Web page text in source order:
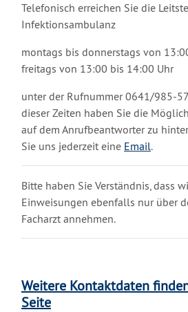
Telefonisch erreichen Sie die
Infektionsambulanz
montags bis donnerstags von
freitags von 13:00 bis 14:00 Uhr
unter der Rufnummer 0641/985-
dieser Zeiten haben Sie die
auf dem Anrufbeantworter zu
Sie uns jederzeit eine Email.
Bitte haben Sie Verständnis, dass
Einweisungen ebenfalls nur über
Facharzt annehmen.
Weitere Kontaktdaten
Seite